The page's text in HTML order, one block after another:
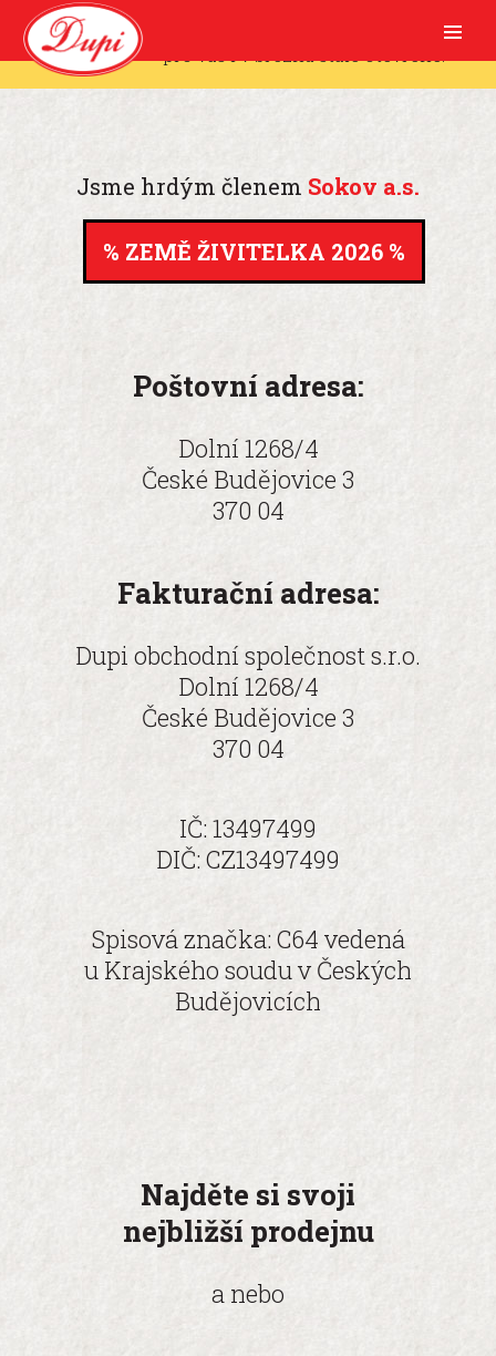
Aktuální informace: Naše maloobchodní
Jsme hrdým členem Sokov a.s.
ZEMĚ ŽIVITELKA 2026
SORTIMENT
Železářství a hospodářské potřeby
Kuchyňka
PRODEJNY
VELKOOBCHOD
PARTNEŘI
Poštovní adresa:
Dolní 1268/4
České Budějovice 3
370 04
Fakturační adresa:
Dupi obchodní společnost s.r.o.
Dolní 1268/4
České Budějovice 3
​370 04
IČ: 13497499
DIČ: CZ13497499
Spisová značka: C64 vedená
u Krajského soudu v Českých
Budějovicích
Najděte si svoji
nejbližší prodejnu
a nebo